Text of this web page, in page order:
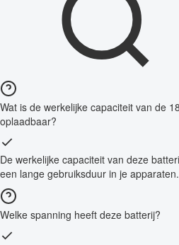
Wat is de werkelijke capaciteit van de
oplaadbaar?
De werkelijke capaciteit van deze
een lange gebruiksduur in je apparaten.
Welke spanning heeft deze batterij?